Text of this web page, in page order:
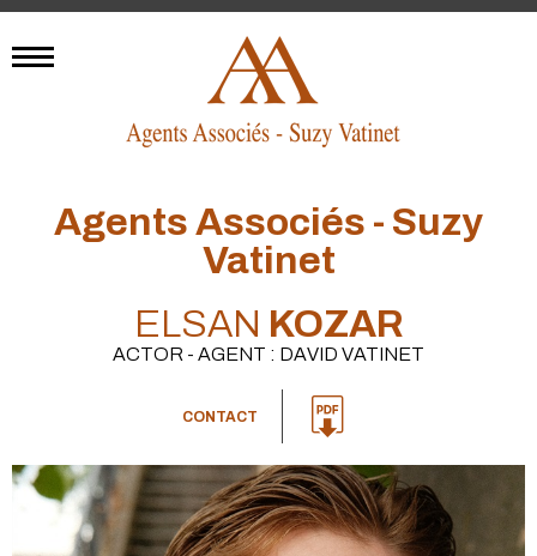
Agents Associés - Suzy
Vatinet
ELSAN KOZAR
ACTOR - AGENT : DAVID VATINET
CONTACT